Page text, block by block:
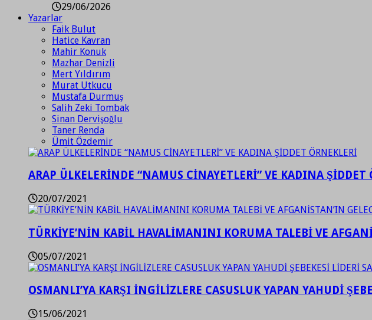
29/06/2026
Yazarlar
Faik Bulut
Hatice Kavran
Mahir Konuk
Mazhar Denizli
Mert Yıldırım
Murat Utkucu
Mustafa Durmuş
Salih Zeki Tombak
Sinan Dervişoğlu
Taner Renda
Ümit Özdemir
ARAP ÜLKELERİNDE “NAMUS CİNAYETLERİ” VE KADINA ŞİDDET
20/07/2021
TÜRKİYE’NİN KABİL HAVALİMANINI KORUMA TALEBİ VE
05/07/2021
OSMANLI’YA KARŞI İNGİLİZLERE CASUSLUK YAPAN YAHUDİ
15/06/2021